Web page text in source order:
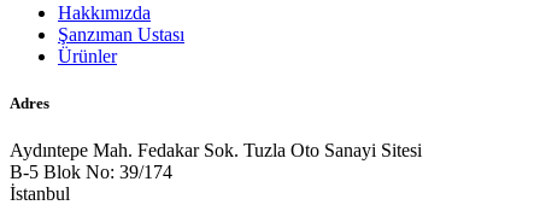
Hakkımızda
Şanzıman Ustası
Ürünler
Adres
Aydıntepe Mah. Fedakar Sok. Tuzla Oto Sanayi Sitesi
B-5 Blok No: 39/174
İstanbul